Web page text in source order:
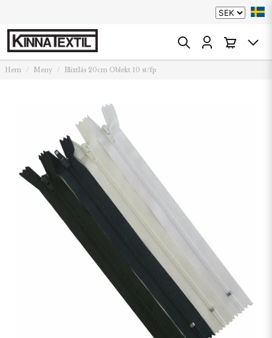
Hem Meny Blixtlås 20cm Oblekt 10 st/fp